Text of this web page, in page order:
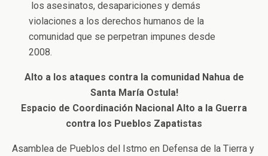
los asesinatos, desapariciones y demás
violaciones a los derechos humanos de la
comunidad que se perpetran impunes desde
2008.
Alto a los ataques contra la comunidad Nahua de
Santa María Ostula!
Espacio de Coordinación Nacional Alto a la Guerra
contra los Pueblos Zapatistas
Asamblea de Pueblos del Istmo en Defensa de la Tierra y